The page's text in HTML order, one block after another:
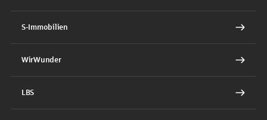
S-Immobilien
WirWunder
LBS